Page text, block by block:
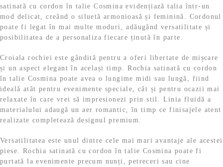
satinată cu cordon în talie Cosmina evidențiază talia într-un
mod delicat, creând o siluetă armonioasă și feminină. Cordonul
poate fi legat în mai multe moduri, adăugând versatilitate și
posibilitatea de a personaliza fiecare ținută în parte.
Croiala rochiei este gândită pentru a oferi libertate de mișcare
și un aspect elegant în același timp. Rochia satinată cu cordon
în talie Cosmina poate avea o lungime midi sau lungă, fiind
ideală atât pentru evenimente speciale, cât și pentru ocazii mai
relaxate în care vrei să impresionezi prin stil. Linia fluidă a
materialului adaugă un aer romantic, în timp ce finisajele atent
realizate completează designul premium.
Versatilitatea este unul dintre cele mai mari avantaje ale acestei
piese. Rochia satinată cu cordon în talie Cosmina poate fi
purtată la evenimente precum nunți, petreceri sau cine